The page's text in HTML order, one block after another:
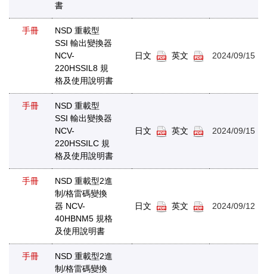
書
手冊
NSD 重載型
SSI 輸出變換器
NCV-
220HSSIL8 規
格及使用說明書
日文 英文 2024/09/15
手冊
NSD 重載型
SSI 輸出變換器
NCV-
220HSSILC 規
格及使用說明書
日文 英文 2024/09/15
手冊
NSD 重載型2進
制/格雷碼變換
器 NCV-
40HBNM5 規格
及使用說明書
日文 英文 2024/09/12
手冊
NSD 重載型2進
制/格雷碼變換